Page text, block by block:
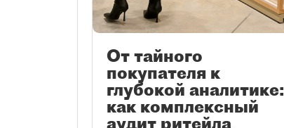
От тайного
покупателя к
глубокой аналитике:
как комплексный
аудит ритейла